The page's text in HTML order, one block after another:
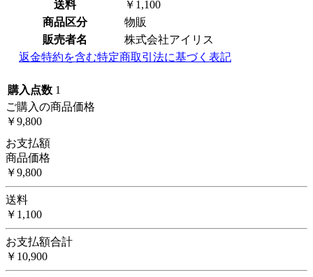
送料
￥1,100
商品区分
物販
販売者名
株式会社アイリス
返金特約を含む特定商取引法に基づく表記
購入点数 1
ご購入の商品価格
￥9,800
お支払額
商品価格
￥9,800
送料
￥1,100
お支払額合計
￥10,900